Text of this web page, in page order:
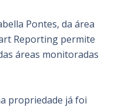
Pontes, da área
Reporting permite
áreas monitoradas
propriedade já foi